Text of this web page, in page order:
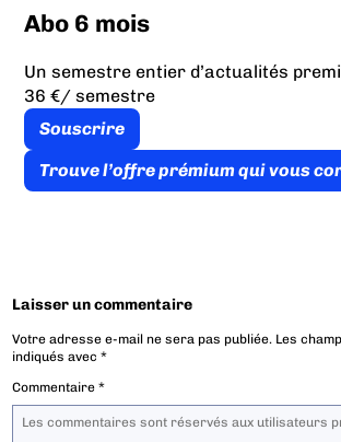
Abo 6 mois
Un semestre entier d’actualités
36 €/ semestre
Souscrire
Trouve l’offre prémium qui vous
Laisser un commentaire
Votre adresse e-mail ne sera pas publiée. Les
indiqués avec*
Commentaire*